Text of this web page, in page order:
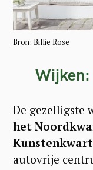
Bron: Billie Rose
De gezelligste
het
autovrije